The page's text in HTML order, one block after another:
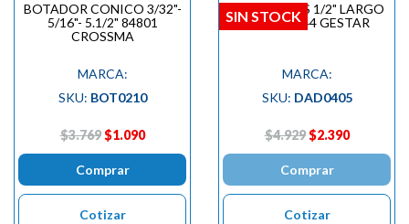
BOTADOR CONICO 3/32"-
5/16"- 5.1/2" 84801
CROSSMA
MARCA:
SKU: BOT0210
$3.769 $1.090
Comprar
Cotizar
DADO IMBUS 1/2" LARGO
M12 299544 GESTAR
MARCA:
SKU: DAD0405
$4.929 $2.390
Comprar
Cotizar
SIN STOCK